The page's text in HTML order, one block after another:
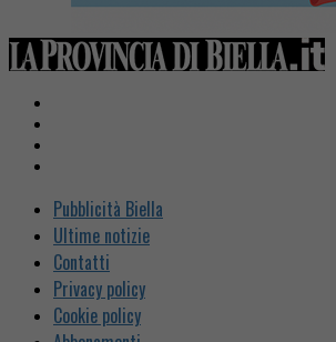
Pubblicità Biella
Ultime notizie
Contatti
Privacy policy
Cookie policy